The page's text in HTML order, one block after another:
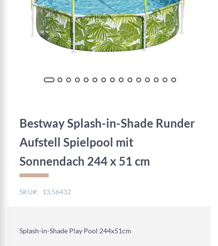
Bestway Splash-in-Shade Runder
Aufstell Spielpool mit
Sonnendach 244 x 51 cm
SKU 13.56432
Splash-in-Shade Play Pool 244x51cm
Bildgalerie